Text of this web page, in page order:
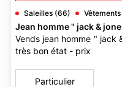
Saleilles (66) Vêtements
Jean homme " jack &
Vends jean homme "
très bon état - prix
Particulier